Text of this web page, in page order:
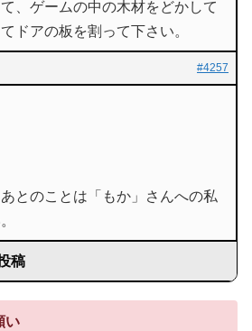
、ゲームの中の木材をどかして
ドアの板を割って下さい。
#4257
とのことは「もか」さんへの私
稿
い